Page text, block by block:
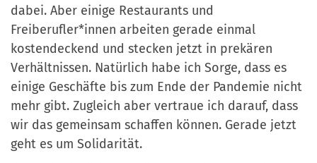
dabei. Aber einige Restaurants und
Freiberufler*innen arbeiten gerade einmal
kostendeckend und stecken jetzt in prekären
Verhältnissen. Natürlich habe ich Sorge, dass es
einige Geschäfte bis zum Ende der Pandemie nicht
mehr gibt. Zugleich aber vertraue ich darauf, dass
wir das gemeinsam schaffen können. Gerade jetzt
geht es um Solidarität.